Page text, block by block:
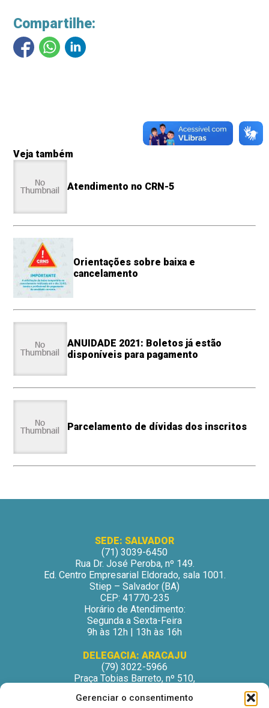
Gerenciar o consentimento
Compartilhe:
Veja também
Atendimento no CRN-5
Orientações sobre baixa e
cancelamento
ANUIDADE 2021: Boletos já estão
disponíveis para pagamento
Parcelamento de dívidas dos inscritos
SEDE: SALVADOR
(71) 3039-6450
Rua Dr. José Peroba, nº 149.
Ed. Centro Empresarial Eldorado, sala 1001.
Stiep – Salvador (BA)
CEP: 41770-235
Horário de Atendimento:
Segunda a Sexta-Feira
9h às 12h | 13h às 16h
DELEGACIA: ARACAJU
(79) 3022-5966
Praça Tobias Barreto, nº 510,
São José – Aracaju/SE